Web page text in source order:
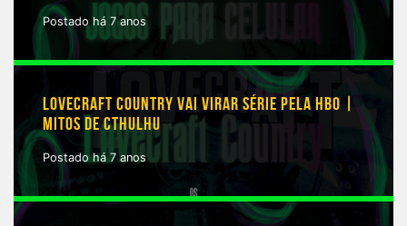
Postado há 7 anos
LOVECRAFT COUNTRY VAI VIRAR SÉRIE PELA HBO |
MITOS DE CTHULHU
Postado há 7 anos